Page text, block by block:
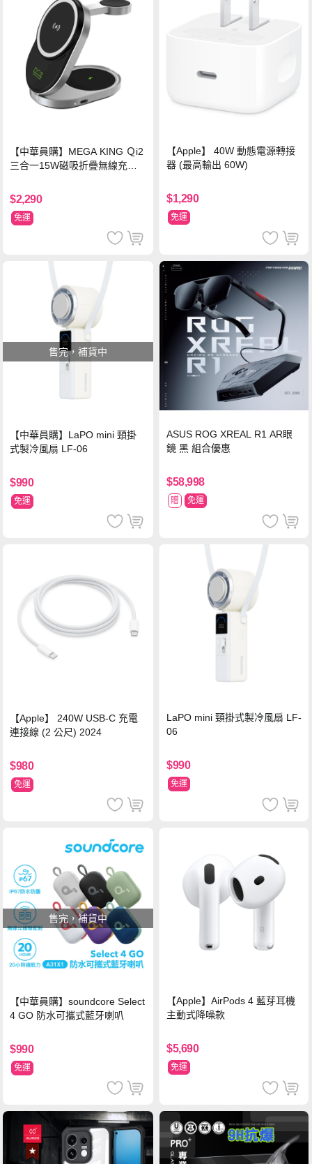
【中華員購】MEGA KING Ｑi2
三合一15W磁吸折疊無線充電
$2,290
免運
【Apple】 40W 動態電源轉接
器 (最高輸出 60W)
$1,290
免運
售完，補貨中
【中華員購】LaPO mini 頸掛
式製冷風扇 LF-06
$990
免運
ASUS ROG XREAL R1 AR眼
鏡 黑 組合優惠
$58,998
贈 免運
【Apple】 240W USB-C 充電
連接線 (2 公尺) 2024
$980
免運
LaPO mini 頸掛式製冷風扇 LF-
06
$990
免運
售完，補貨中
【中華員購】soundcore Select
4 GO 防水可攜式藍牙喇叭
$990
免運
【Apple】AirPods 4 藍芽耳機
主動式降噪款
$5,690
免運